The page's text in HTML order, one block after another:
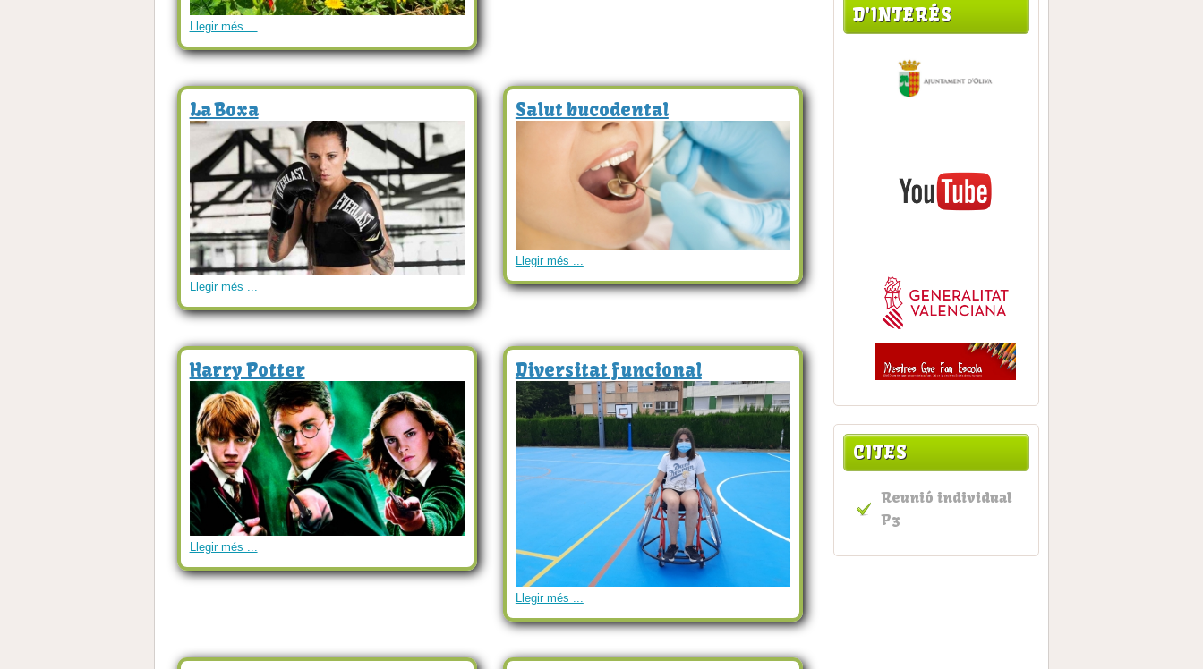
Llegir més ...
La Boxa
Llegir més ...
Salut bucodental
Llegir més ...
Harry Potter
Llegir més ...
Diversitat funcional
Llegir més ...
D'INTERÉS
CITES
Reunió individual
P3